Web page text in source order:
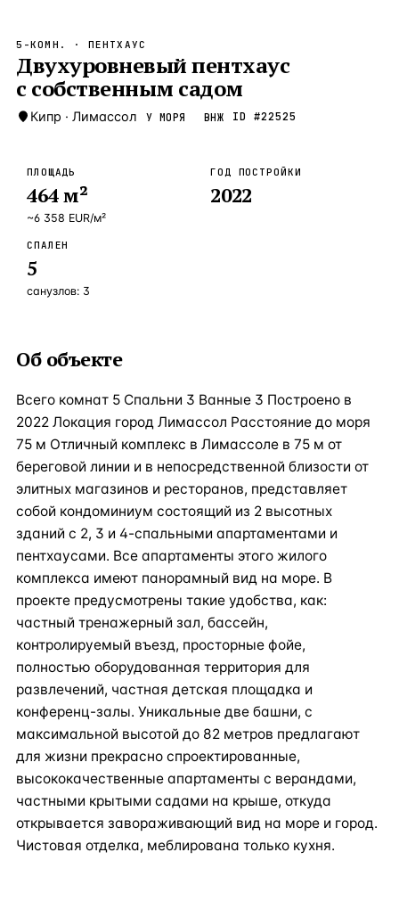
Новороссийск —Локация
Стамбул —Локация
Анталия
ЧАСТО ИЩУТ
Турция Кипр
5-КОМН. · ПЕНТХАУС
Двухуровневый пентхаус
с собственным садом
Кипр · Лимассол У МОРЯ ВНЖ ID #22525
ПЛОЩАДЬ
464м²
~6 358 EUR/м²
ГОД ПОСТРОЙКИ
2022
СПАЛЕН
5
санузлов: 3
Об объекте
Всего комнат 5 Спальни 3 Ванные 3 Построено в
2022 Локация город Лимассол Расстояние до моря
75 м Отличный комплекс в Лимассоле в 75 м от
береговой линии и в непосредственной близости от
элитных магазинов и ресторанов, представляет
собой кондоминиум состоящий из 2 высотных
зданий с 2, 3 и 4-спальными апартаментами и
пентхаусами. Все апартаменты этого жилого
комплекса имеют панорамный вид на море. В
проекте предусмотрены такие удобства, как:
частный тренажерный зал, бассейн,
контролируемый въезд, просторные фойе,
полностью оборудованная территория для
развлечений, частная детская площадка и
конференц-залы. Уникальные две башни, с
максимальной высотой до 82 метров предлагают
для жизни прекрасно спроектированные,
высококачественные апартаменты с верандами,
частными крытыми садами на крыше, откуда
открывается завораживающий вид на море и город.
Чистовая отделка, меблирована только кухня.